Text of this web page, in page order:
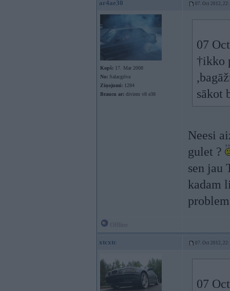
ar4ae30 07. Oct 2012,
Kopš: 17. Mar 2008
No: Salacgrīva
Ziņojumi: 1284
Braucu ar: diviem v8 e38
07
†ikko
sākot
Neesi
gulet ?
sen jau
kadam
xtcxtc 07. Oct 2012,
07